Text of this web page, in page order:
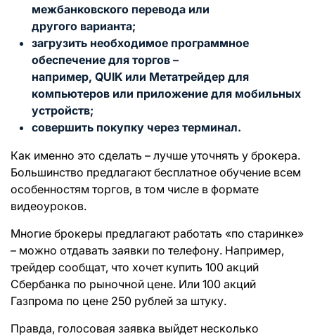
межбанковского перевода или
другого варианта;
загрузить необходимое программное
обеспечение для торгов –
например, QUIK или Метатрейдер для
компьютеров или приложение для мобильных
устройств;
совершить покупку через терминал.
Как именно это сделать – лучше уточнять у брокера.
Большинство предлагают бесплатное обучение всем
особенностям торгов, в том числе в формате
видеоуроков.
Многие брокеры предлагают работать «по старинке»
– можно отдавать заявки по телефону. Например,
трейдер сообщат, что хочет купить 100 акций
Сбербанка по рыночной цене. Или 100 акций
Газпрома по цене 250 рублей за штуку.
Правда, голосовая заявка выйдет несколько